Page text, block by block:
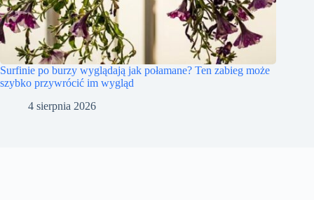
Surfinie po burzy wyglądają jak połamane? Ten zabieg może
szybko przywrócić im wygląd
4 sierpnia 2026